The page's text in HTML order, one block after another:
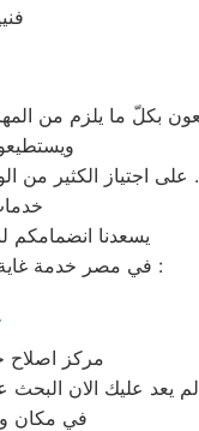
على اجتياز الكثير من الوقت بالمواعيد المنضبطة وتوفير بعض المال من خلال التشخيص الصحيح للعطل .
يسعدنا انضمامكم
في مصر خدمة غاية فى السرعة والسهولة توفير مستوى خدمة ممتازة لك هو مهمتنا الاساسية :
مركز اصلاح
لم يعد عليك الان
في مكان